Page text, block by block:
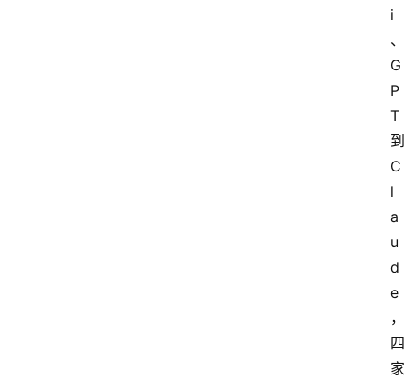
i
、
G
P
T
到
C
l
a
u
d
e
，
四
家